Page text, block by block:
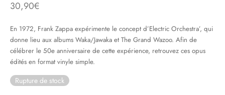
30,90€
En 1972, Frank Zappa expérimente le concept d’Electric Orchestra’, qui
donne lieu aux albums Waka/Jawaka et The Grand Wazoo. Afin de
célébrer le 50e anniversaire de cette expérience, retrouvez ces opus
édités en format vinyle simple.
Rupture de stock
MUSIQUES IMPROVISEES
DU MONDE